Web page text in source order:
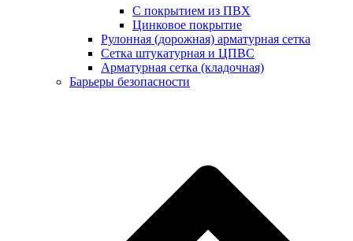
С покрытием из ПВХ
Цинковое покрытие
Рулонная (дорожная) арматурная сетка
Сетка штукатурная и ЦПВС
Арматурная сетка (кладочная)
Барьеры безопасности